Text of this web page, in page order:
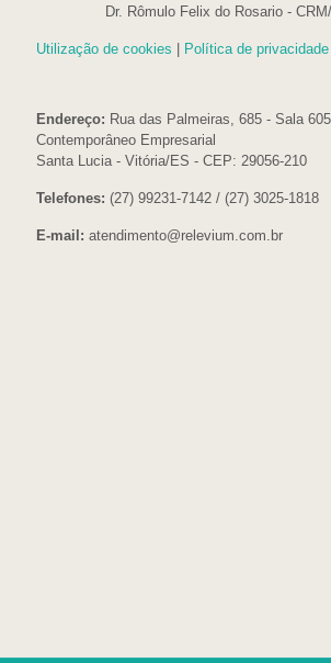
Dr. Rômulo Felix do Rosario -
Utilização de cookies Política de privacidade
Endereço: Rua das Palmeiras, 685 - Sala
Contemporâneo Empresarial
Santa Lucia - Vitória/ES - CEP: 29056-210
Telefones: (27) 99231-7142 / (27) 3025-1818
E-mail: atendimento@relevium.com.br